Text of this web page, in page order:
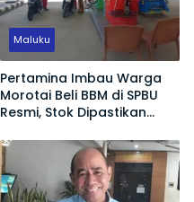
Maluku
Pertamina Imbau Warga
Morotai Beli BBM di SPBU
Resmi, Stok Dipastikan